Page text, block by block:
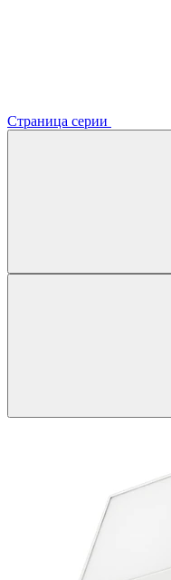
Страница серии